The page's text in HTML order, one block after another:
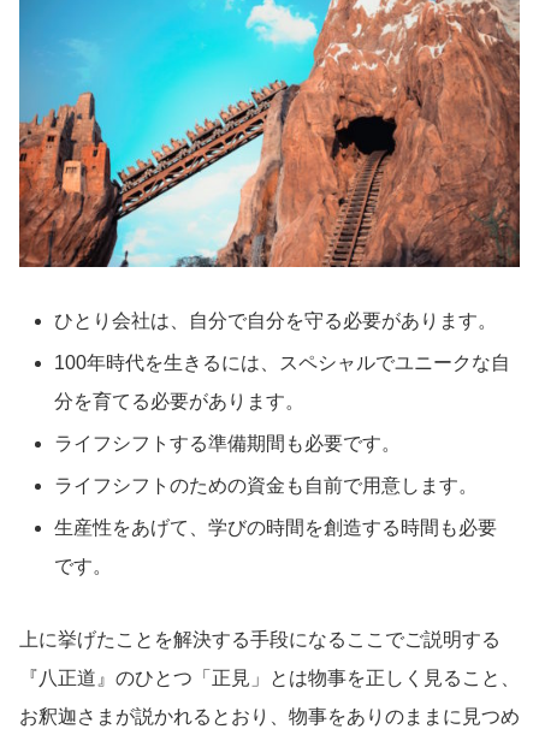
ひとり会社は、自分で自分を守る必要があります。
100年時代を生きるには、スペシャルでユニークな自
分を育てる必要があります。
ライフシフトする準備期間も必要です。
ライフシフトのための資金も自前で用意します。
生産性をあげて、学びの時間を創造する時間も必要
です。
上に挙げたことを解決する手段になるここでご説明する
『八正道』のひとつ「正見」とは物事を正しく見ること、
お釈迦さまが説かれるとおり、物事をありのままに見つめ